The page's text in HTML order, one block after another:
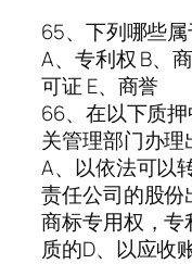
65、下列哪些
A、专利权 B、
可证 E、商誉
66、在以下质
关管理部门办理
A、以依法可以
责任公司的股
商标专用权，专
质的D、以应收